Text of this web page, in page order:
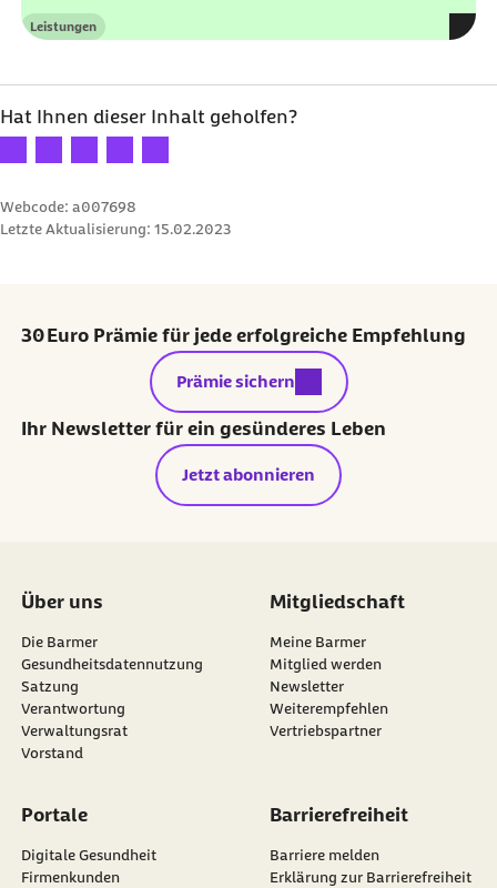
Kategorie
Leistungen
Hat Ihnen dieser Inhalt geholfen?
Ihre Bewertung: 1 Stern
Ihre Bewertung: 2 Sterne
Ihre Bewertung: 3 Sterne
Ihre Bewertung: 4 Sterne
Ihre Bewertung: 5 Sterne
Webcode: a007698
Letzte Aktualisierung: 15.02.2023
30 Euro Prämie für jede erfolgreiche Empfehlung
externer Link:
Prämie sichern
Ihr Newsletter für ein gesünderes Leben
Jetzt abonnieren
Über uns
Die Barmer
Gesundheitsdatennutzung
Satzung
Verantwortung
Verwaltungsrat
Vorstand
Mitgliedschaft
Meine Barmer
Mitglied werden
Newsletter
externer Link:
Weiterempfehlen
Vertriebspartner
Portale
Digitale Gesundheit
Firmenkunden
Barrierefreiheit
Barriere melden
Erklärung zur Barrierefreiheit